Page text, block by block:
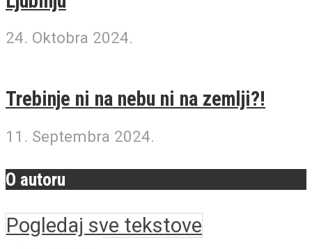
24. Oktobra 2024.
Trebinje ni na nebu ni na zemlji?!
11. Septembra 2024.
O autoru
Pogledaj sve tekstove